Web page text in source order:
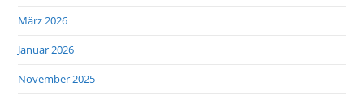
März 2026
Januar 2026
November 2025